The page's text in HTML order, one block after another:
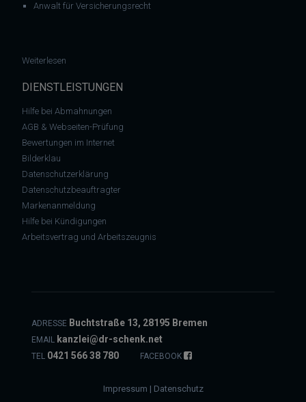
Anwalt für Versicherungsrecht
Weiterlesen
DIENSTLEISTUNGEN
Hilfe bei Abmahnungen
AGB & Webseiten-Prüfung
Bewertungen im Internet
Bilderklau
Datenschutzerklärung
Datenschutzbeauftragter
Markenanmeldung
Hilfe bei Kündigungen
Arbeitsvertrag und Arbeitszeugnis
ADRESSE Buchtstraße 13, 28195 Bremen
EMAIL kanzlei@dr-schenk.net
TEL 0421 566 38 780 FACEBOOK
Impressum | Datenschutz